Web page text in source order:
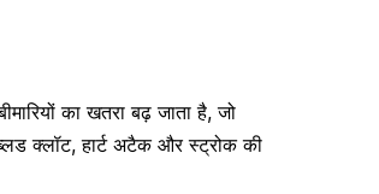
का खतरा बढ़ जाता है, जो
क्लॉट, हार्ट अटैक औरस्ट्रोक की